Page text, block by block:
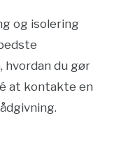
og isolering
hvordan du gør
at kontakte en